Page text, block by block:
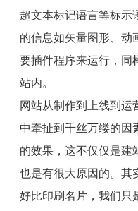
超文本标记语言等标示
的信息如矢量图形、动
要插件程序来运行，同
站内。
网站从制作到上线到运
中牵扯到千丝万缕的因
的效果，这不仅仅是建
也是有很大原因的。其
好比印刷名片，我们只